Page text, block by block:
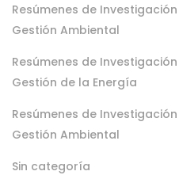
Resúmenes de
Gestión Ambiental
Resúmenes de
Gestión de la Energía
Resúmenes de
Gestión Ambiental
Sin categoría